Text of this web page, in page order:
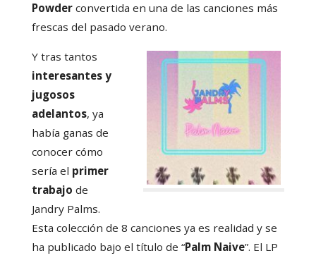
Powderconvertida en una de las canciones más
frescas del pasado verano.
Y tras tantos
interesantes y
jugosos
adelantos, ya
había ganas de
conocer cómo
sería el primer
trabajo de
Jandry Palms.
Esta colección de 8 canciones ya es realidad y se
ha publicado bajo el título de “Palm Naive”. El LP